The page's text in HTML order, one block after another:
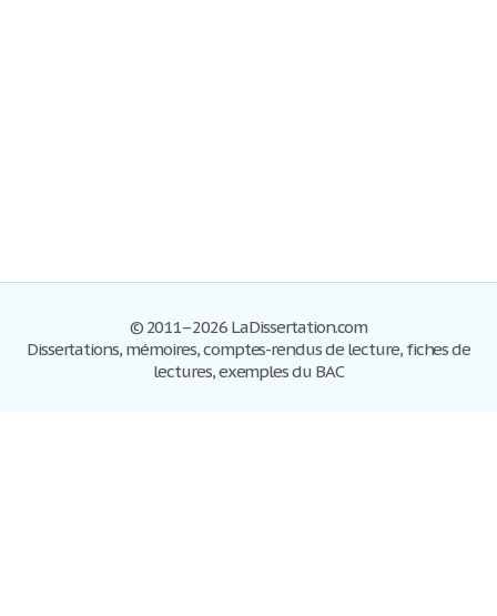
© 2011–2026 LaDissertation.com
Dissertations, mémoires, comptes-rendus de lecture, fiches de
lectures, exemples du BAC